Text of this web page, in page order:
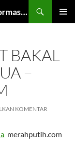
Media Online Berita Terkini dan Informasi Harian
BAKAL
–
KOMENTAR
merahputih.com